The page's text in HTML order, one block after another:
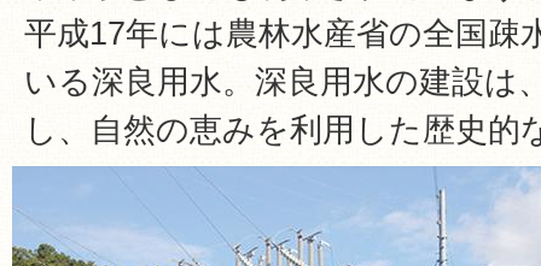
平成17年には農林水産省の全国疎
いる深良用水。深良用水の建設は
し、自然の恵みを利用した歴史的